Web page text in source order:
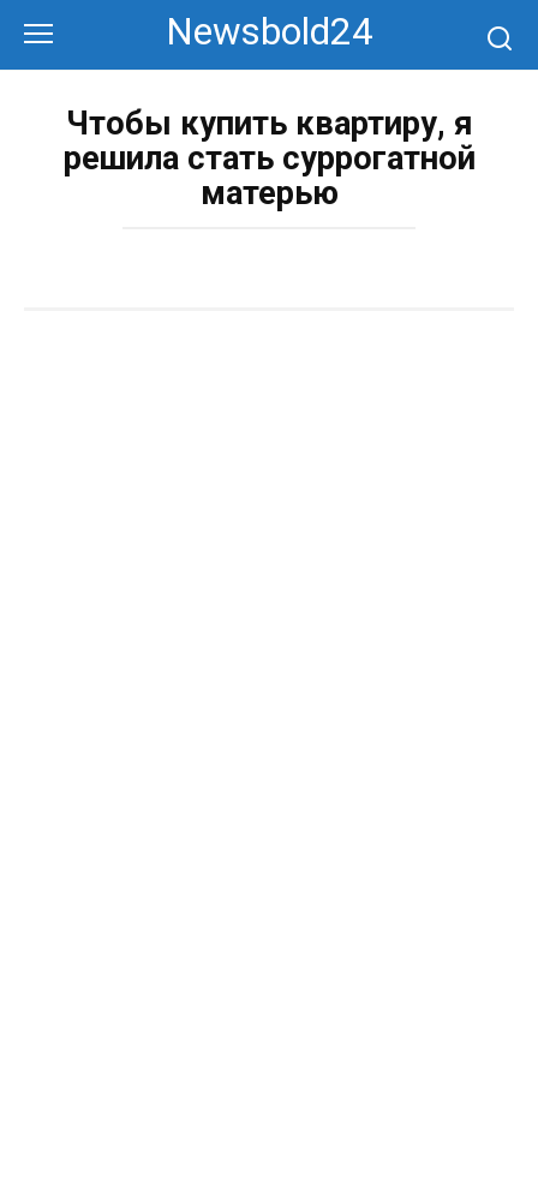
контенту
Newsbold24
Чтобы купить квартиру, я
решила стать суррогатной
матерью